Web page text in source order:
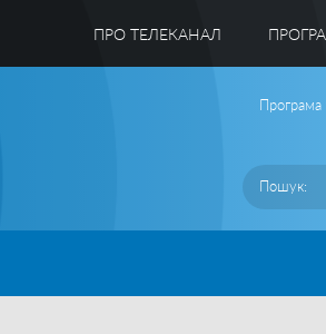
ПРО ТЕЛЕКАНАЛ
Програма